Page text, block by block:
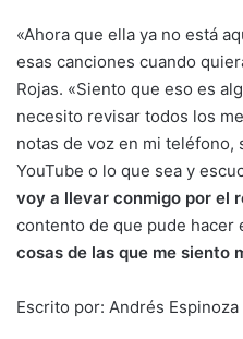
«Ahora que ella ya no está
esas canciones cuando
Rojas. «Siento que eso es
necesito revisar todos los
notas de voz en mi teléfono,
YouTube o lo que sea y
voy a llevar conmigo por el
contento de que pude hacer
cosas de las que me siento
Escrito por: Andrés